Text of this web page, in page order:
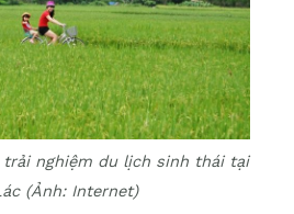
nghiệm du lịch sinh thái tại
(Ảnh: Internet)